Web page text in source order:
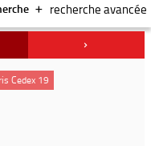
recherche avancée
Cedex 19